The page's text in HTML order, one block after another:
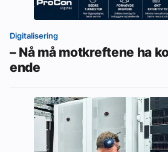
Digitalisering
– Nå må motkreftene ha
ende